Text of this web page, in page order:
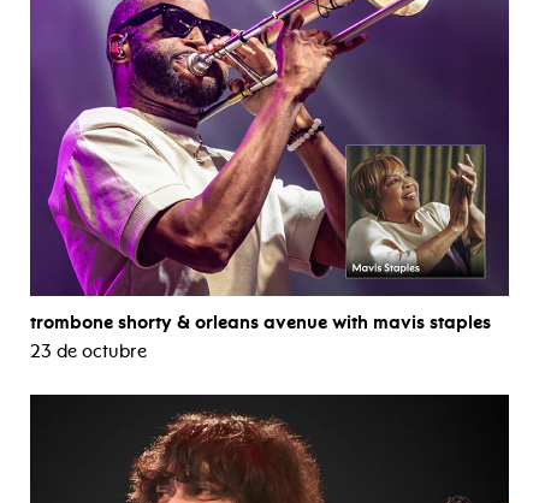
trombone shorty & orleans avenue with mavis staples
23 de octubre